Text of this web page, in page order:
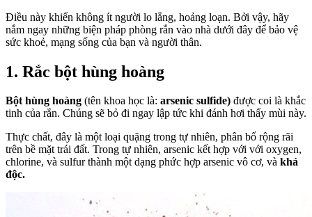
Điều này khiến không ít người lo lắng, hoảng loạn. Bởi vậy, hãy
nắm ngay những biện pháp phòng rắn vào nhà dưới đây để bảo vệ
sức khoẻ, mạng sống của bạn và người thân.
1. Rắc bột hùng hoàng
Bột hùng hoàng (tên khoa học là: arsenic sulfide) được coi là khắc
tinh của rắn. Chúng sẽ bỏ đi ngay lập tức khi đánh hơi thấy mùi này.
Thực chất, đây là một loại quặng trong tự nhiên, phân bố rộng rãi
trên bề mặt trái đất. Trong tự nhiên, arsenic kết hợp với với oxygen,
chlorine, và sulfur thành một dạng phức hợp arsenic vô cơ, và khá
độc.